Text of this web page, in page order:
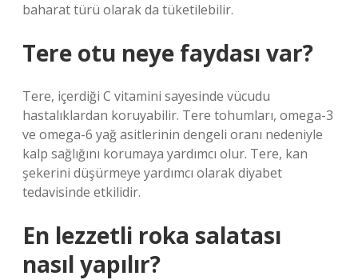
baharat türü olarak da tüketilebilir.
Tere otu neye faydası var?
Tere, içerdiği C vitamini sayesinde vücudu
hastalıklardan koruyabilir. Tere tohumları, omega-3
ve omega-6 yağ asitlerinin dengeli oranı nedeniyle
kalp sağlığını korumaya yardımcı olur. Tere, kan
şekerini düşürmeye yardımcı olarak diyabet
tedavisinde etkilidir.
En lezzetli roka salatası
nasıl yapılır?